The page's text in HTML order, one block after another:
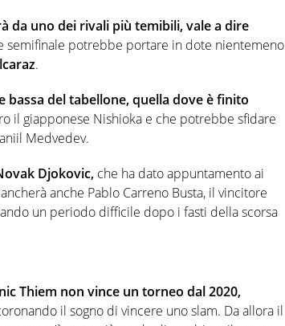
da uno dei rivali più temibili, vale a dire
semifinale potrebbe portare in dote nientemeno
.
bassa del tabellone, quella dove è finito
il giapponese Nishioka e che potrebbe sfidare
Medvedev.
Djokovic, che ha dato appuntamento ai
anche Pablo Carreno Busta, il vincitore
un periodo difficile dopo i fasti della scorsa
Thiem non vince un torneo dal 2020,
il sogno di vincere uno slam. Da allora il